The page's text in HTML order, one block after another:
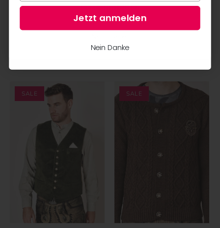
Herren Jacke - MALTE - Krüger
Buam - 098709-000-0080 -
Strickjacke - Trachtenjacke
Herren Jacke - BASTIAN % -
Krüger Buam - 097720-000-
0023 - Strickjacke -
€129,90
SALE SALE
Jetzt anmelden
Jetzt anmelden
Nein Danke